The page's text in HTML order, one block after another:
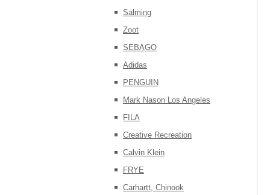
Salming
Zoot
SEBAGO
Adidas
PENGUIN
Mark Nason Los Angeles
FILA
Creative Recreation
Calvin Klein
FRYE
Carhartt, Chinook